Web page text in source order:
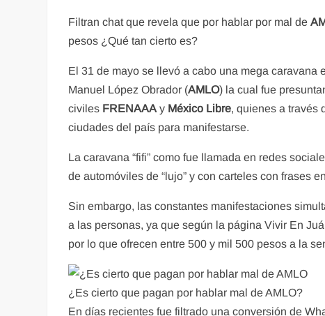
Filtran chat que revela que por hablar por mal de
pesos ¿Qué tan cierto es?
El 31 de mayo se llevó a cabo una mega
Manuel López Obrador (AMLO) la cual fue
civiles FRENAAA y México Libre, quienes a través
ciudades del país para manifestarse.
La caravana “fifi” como fue llamada en redes
de automóviles de “lujo” y con carteles con frases
Sin embargo, las constantes manifestaciones
a las personas, ya que según la página Vivir En
por lo que ofrecen entre 500 y mil 500 pesos a la
¿Es cierto que pagan por hablar mal de AMLO?
En días recientes fue filtrado una conversión de